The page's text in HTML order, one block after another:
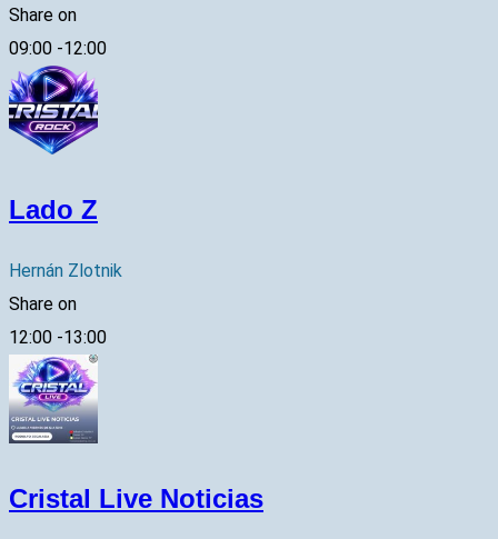
Share on
09:00 -12:00
Lado Z
Hernán Zlotnik
Share on
12:00 -13:00
Cristal Live Noticias